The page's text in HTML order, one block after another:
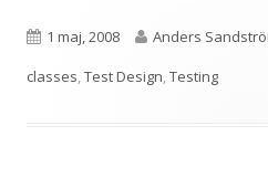
Publicerat
den
1 maj, 2008 Författare
Anders
classes,Test Design,Testing